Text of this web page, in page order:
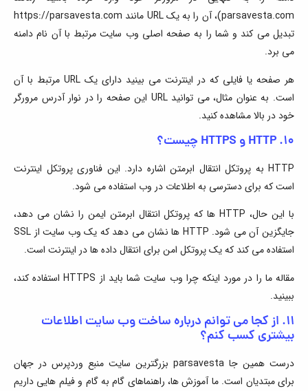
parsavesta.com)، آن را به یک URL مانند https://parsavesta.com
تبدیل می کند و شما را به صفحه اصلی وب سایت مرتبط با آن نام دامنه
می برد.
هر صفحه یا فایلی که در اینترنت می بینید دارای یک URL مرتبط با آن
است. به عنوان مثال، می توانید URL این صفحه را در نوار آدرس مرورگر
خود در بالا مشاهده کنید.
۱۰. HTTP و HTTPS چیست؟
HTTP به پروتکل انتقال ابرمتن اشاره دارد. این فناوری پروتکل اینترنت
است که برای دسترسی به اطلاعات در وب استفاده می شود.
با این حال، HTTP ها که پروتکل انتقال ابرمتن ایمن را نشان می دهد،
جایگزین آن می شود. HTTP ها نشان می دهد که یک وب سایت از SSL
استفاده می کند که یک پروتکل امن برای انتقال داده ها در اینترنت است.
مقاله ما را در مورد اینکه چرا وب سایت شما باید از HTTPS استفاده کند،
ببینید.
۱۱. از کجا می توانم درباره ساخت وب سایت اطلاعات
بیشتری کسب کنم؟
درست همین جا parsavesta بزرگترین سایت منبع وردپرس در جهان
برای مبتدیان است. ما آموزش ها، راهنماهای گام به گام و فیلم هایی داریم